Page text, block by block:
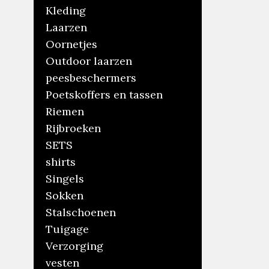
Kleding
Laarzen
Oornetjes
Outdoor laarzen
peesbeschermers
Poetskoffers en tassen
Riemen
Rijbroeken
SETS
shirts
Singels
Sokken
Stalschoenen
Tuigage
Verzorging
vesten